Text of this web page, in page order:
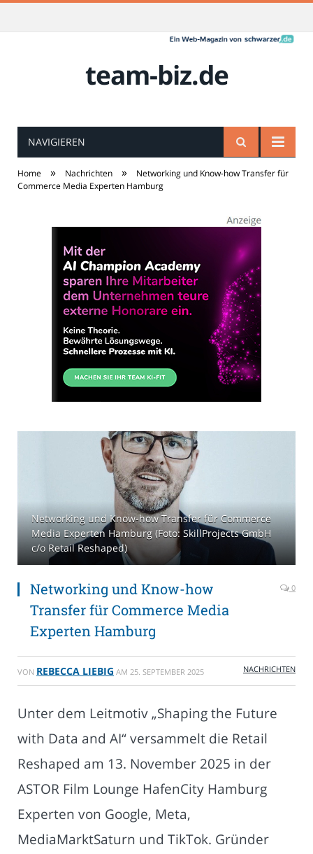
team-biz.de
NAVIGIEREN
Home » Nachrichten »
Networking und Know-how Transfer für
Commerce Media Experten Hamburg
Networking und Know-how Transfer für Commerce
Media Experten Hamburg (Foto: SkillProjects GmbH
c/o Retail Reshaped)
Networking und Know-how
Transfer für Commerce Media
Experten Hamburg
0
VON REBECCA LIEBIG AM 25. SEPTEMBER 2025 NACHRICHTEN
Unter dem Leitmotiv „Shaping the Future
with Data and AI“ versammelt die Retail
Reshaped am 13. November 2025 in der
ASTOR Film Lounge HafenCity Hamburg
Experten von Google, Meta,
MediaMarktSaturn und TikTok. Gründer